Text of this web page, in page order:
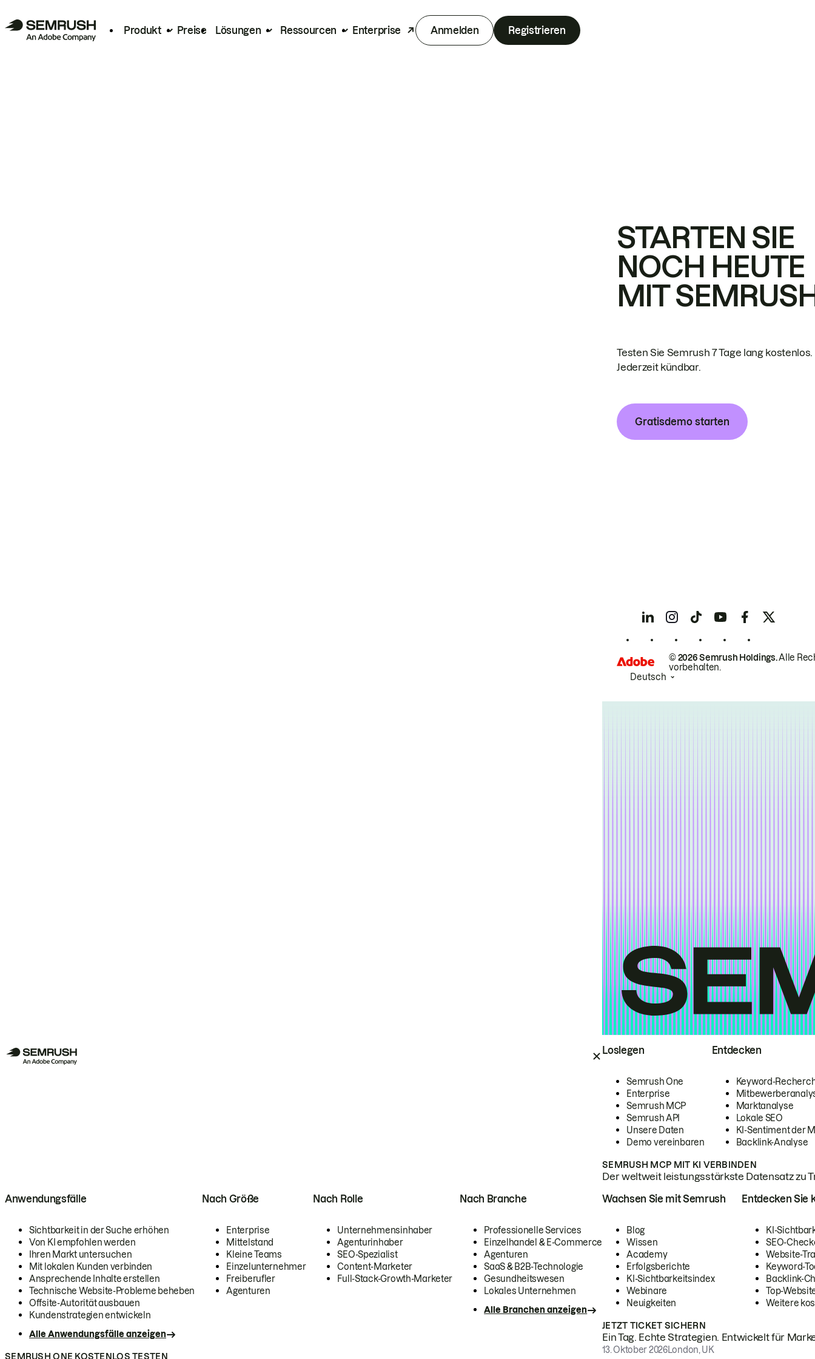
Produkt Preise Lösungen Ressourcen Enterprise Anmelden Registrieren
Loslegen
Semrush One
Enterprise
Semrush MCP
Semrush API
Unsere Daten
Demo vereinbaren
Entdecken
Keyword-
Marktanalyse
Lokale SEO
KI-Sentiment der
Backlink-Analyse
SEMRUSH MCP MIT KI VERBINDEN
Der weltweit leistungsstärkste Datensatz zu
Anwendungsfälle
Sichtbarkeit in der Suche erhöhen
Von KI empfohlen werden
Ihren Markt untersuchen
Mit lokalen Kunden verbinden
Ansprechende Inhalte erstellen
Technische Website-Probleme beheben
Offsite-Autorität ausbauen
Kundenstrategien entwickeln
Alle Anwendungsfälle anzeigen
Nach Größe
Enterprise
Mittelstand
Kleine Teams
Einzelunternehmer
Freiberufler
Agenturen
Nach Rolle
Unternehmensinhaber
Agenturinhaber
SEO-Spezialist
Content-Marketer
Full-Stack-Growth-Marketer
Nach Branche
Professionelle Services
Einzelhandel & E-Commerce
Agenturen
SaaS & B2B-Technologie
Gesundheitswesen
Lokales Unternehmen
Alle Branchen anzeigen
SEMRUSH ONE KOSTENLOS TESTEN
Wachsen Sie mit Semrush
Blog
Wissen
Academy
Erfolgsberichte
KI-Sichtbarkeitsindex
Webinare
Neuigkeiten
Entdecken Sie
KI-
SEO-
Website-
Keyword-
Backlink-
Top-
Weitere
JETZT TICKET SICHERN
Ein Tag. Echte Strategien. Entwickelt für
13. Oktober 2026London, UK
STARTEN SIE
NOCH HEUTE
MIT
Testen Sie Semrush 7 Tage lang kostenlos.
Jederzeit kündbar.
Gratisdemo starten
© 2026 Semrush Holdings.Alle
vorbehalten.
Deutsch